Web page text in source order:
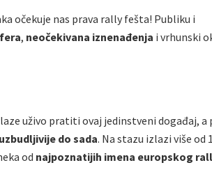
očekuje nas prava rally fešta! Publiku i
, neočekivana iznenađenja i vrhunski
uživo pratiti ovaj jedinstveni događaj, a
do sada. Na stazu izlazi više od
od najpoznatijih imena europskog